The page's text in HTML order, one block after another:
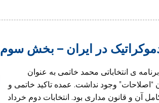
در ایران – بخش سوم
ی انتخاباتی محمد خاتمی به عنوان
وجود نداشت. عمده تاکید خاتمی و
آن و قانون مداری بود. انتخابات دوم خرداد